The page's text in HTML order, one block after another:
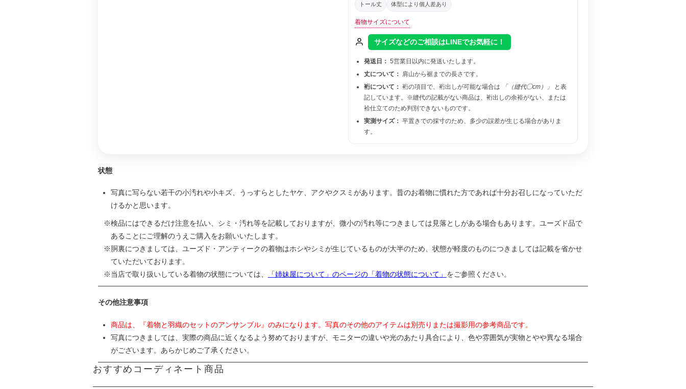
トール丈 体型により個人差あり
着物サイズについて
サイズなどのご相談はLINEでお気軽に！
発送日： 5営業日以内に発送いたします。
丈について： 肩山から裾までの長さです。
裄について： 裄の項目で、裄出しが可能な場合は 「（縫代◯cm）」
と表
記しています。※縫代の記載がない商品は、裄出しの余裕がない、または
袷仕立てのため判別できないものです。
実測サイズ： 平置きでの採寸のため、多少の誤差が生じる場合がありま
す。
状態
写真に写らない若干の小汚れや小キズ、うっすらとしたヤケ、アクやクスミがあります。昔のお着物に慣れた方であれば十分お召しになっていただ
けるかと思います。
検品にはできるだけ注意を払い、シミ・汚れ等を記載しておりますが、微小の汚れ等につきましては見落としがある場合もあります。ユーズド品で
あることにご理解のうえご購入をお願いいたします。
胴裏につきましては、ユーズド・アンティークの着物はホシやシミが生じているものが大半のため、状態が軽度のものにつきましては記載を省かせ
ていただいております。
当店で取り扱いしている着物の状態については、
「姉妹屋について」のページの「着物の状態について」 をご参照ください。
その他注意事項
商品は、『着物と羽織のセットのアンサンブル』のみになります。写真のその他のアイテムは別売りまたは撮影用の参考商品です。
写真につきましては、実際の商品に近くなるよう努めておりますが、モニターの違いや光のあたり具合により、色や雰囲気が実物とやや異なる場合
がございます。あらかじめご了承ください。
おすすめコーディネート商品